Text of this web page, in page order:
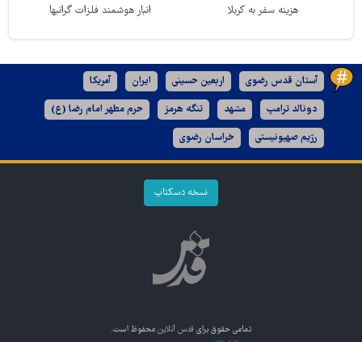
هزینه سفر به کربلا انبار هوشمند فلزات گرانبها
آستان قدس رضوی اربعین حسینی ایران آمریکا
دونالد ترامپ مشهد تنگه هرمز حرم مطهر امام رضا (ع)
رژیم صهیونیستی خراسان رضوی
نسخه دسکتاپ
تمامی حقوق برای قدس آنلاین محفوظ است.